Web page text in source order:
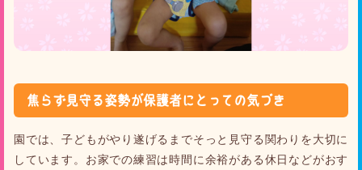
焦らず見守る姿勢が保護者にとっての気づき
園では、子どもがやり遂げるまでそっと見守る関わりを大切に
しています。お家での練習は時間に余裕がある休日などがおす